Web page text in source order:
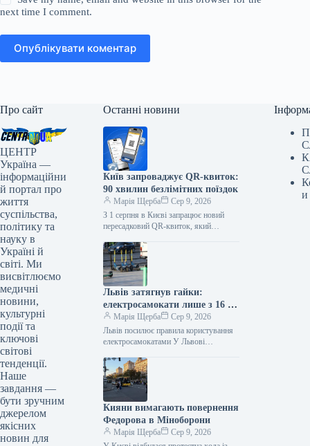
next time I comment.
Опублікувати коментар
Про сайт
ЦЕНТР
Україна —
інформаційни
й портал про
життя
суспільства,
політику та
науку в
Україні й
світі. Ми
висвітлюємо
медичні
новини,
культурні
події та
ключові
світові
тенденції.
Наше
завдання —
бути зручним
джерелом
якісних
новин для
Останні новини
Київ запроваджує QR-квиток:
90 хвилин безлімітних поїздок
Марія Щерба
Сер 9, 2026
З 1 серпня в Києві запрацює новий
пересадковий QR-квиток, який
різними видами громадського
транспорту протягом 90…
Львів затягнув гайки:
електросамокати лише з 16 і в
шоломах
Марія Щерба
Сер 9, 2026
Львів посилює правила користування
електросамокатами У Львові
користування електросамокатами та
іншими засобами мікромобільності.
Відповідні рішення ухвалила
Кияни вимагають повернення
Федорова в Міноборони
Марія Щерба
Сер 9, 2026
и